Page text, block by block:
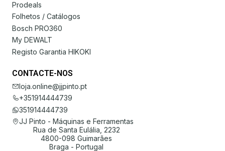
Prodeals
Folhetos / Catálogos
Bosch PRO360
My DEWALT
Registo Garantia HIKOKI
CONTACTE-NOS
loja.online@jjpinto.pt
+351914444739
351914444739
JJ Pinto - Máquinas e Ferramentas
Rua de Santa Eulália, 2232
4800-098 Guimarães
Braga - Portugal